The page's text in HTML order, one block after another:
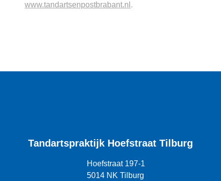
www.tandartsenpostbrabant.nl .
Tandartspraktijk Hoefstraat Tilburg
Hoefstraat 197-1
5014 NK Tilburg